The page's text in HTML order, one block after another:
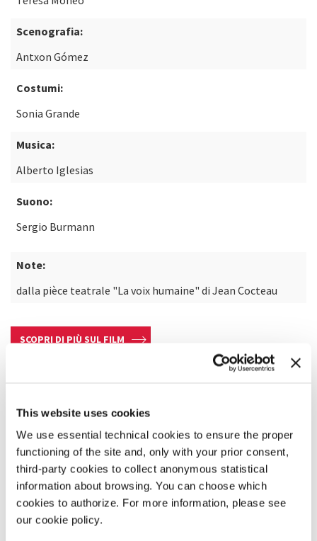
This website uses cookies
We use essential technical cookies to ensure the proper
functioning of the site and, only with your prior consent,
third-party cookies to collect anonymous statistical
information about browsing. You can choose which
cookies to authorize. For more information, please see
our cookie policy.
Scenografia:
Antxon Gómez
Costumi:
Sonia Grande
Musica:
Alberto Iglesias
Suono:
Sergio Burmann
Note:
dalla pièce teatrale "La voix humaine" di Jean Cocteau
SCOPRI DI PIÙ SUL FILM